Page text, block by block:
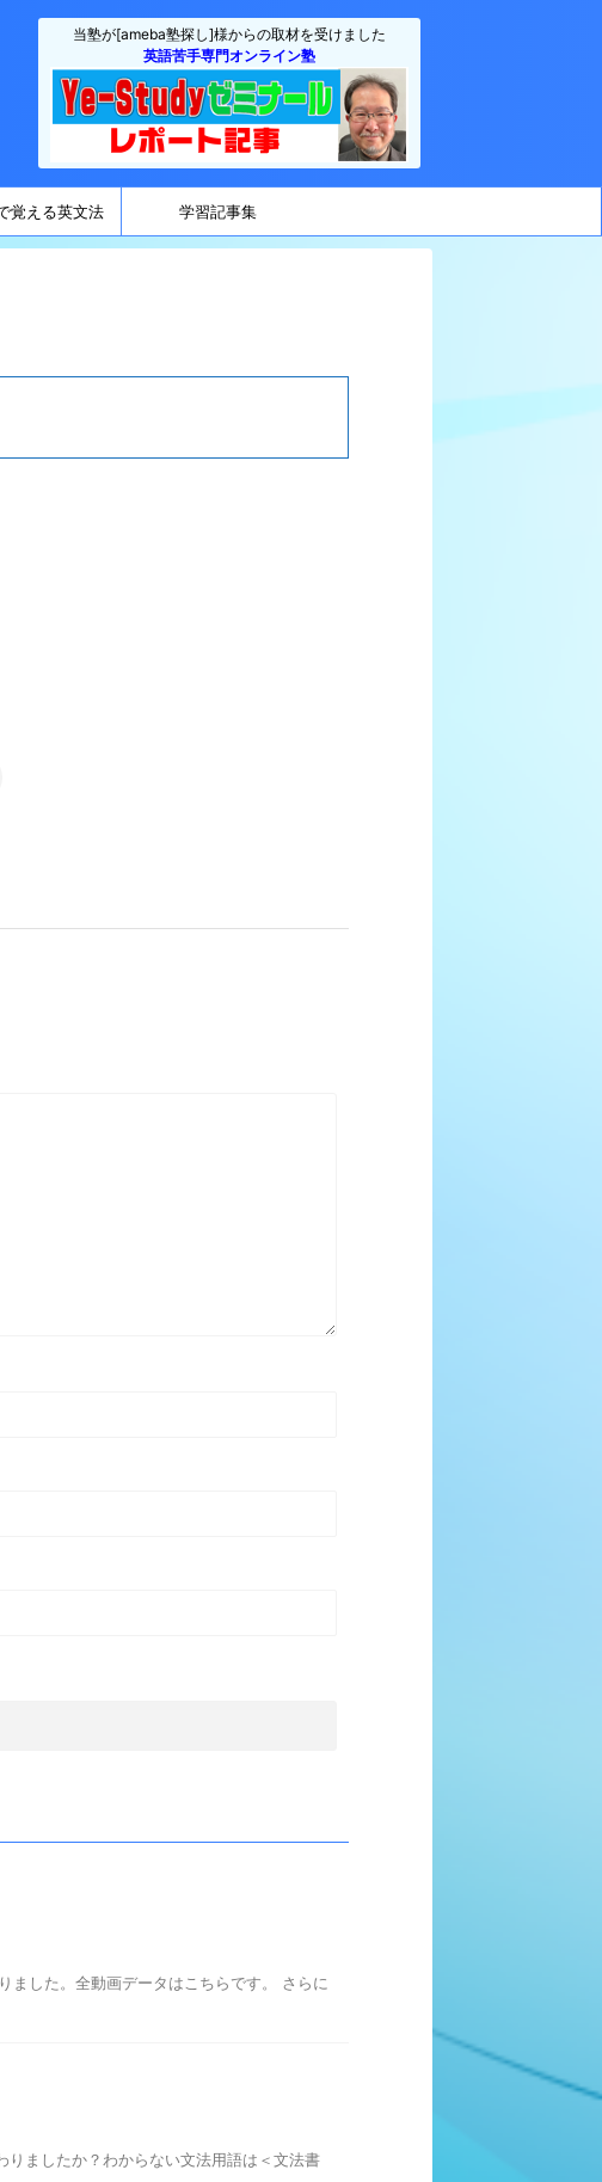
当塾が[ameba塾探し]様からの取材を受けました
英語苦手専門オンライン塾
覚える英文法 学習記事集
した。全動画データはこちらです。 さらに
ましたか？わからない文法用語は＜文法書